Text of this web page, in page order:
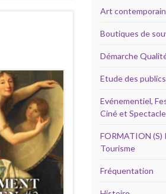
Art contemporain
Boutiques de
Démarche
Etude des publics
Evénementiel,
Ciné et
FORMATION
Tourisme
Fréquentation